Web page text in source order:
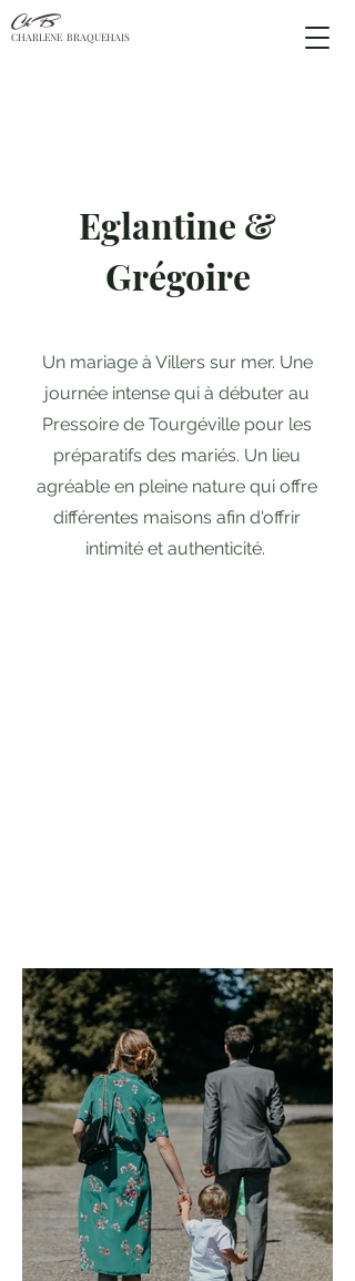
ChB
CHARLENE BRAQUEHAIS
Eglantine &
Grégoire
Un mariage à Villers sur mer. Une
journée intense qui à débuter au
Pressoire de Tourgéville pour les
préparatifs des mariés. Un lieu
agréable en pleine nature qui offre
différentes maisons afin d'offrir
intimité et authenticité.